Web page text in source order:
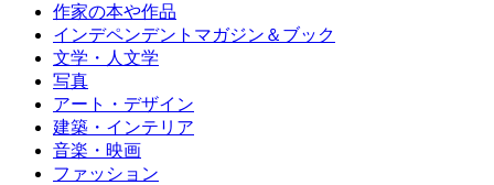
作家の本や作品
インデペンデントマガジン＆ブック
文学・人文学
写真
アート・デザイン
建築・インテリア
音楽・映画
ファッション